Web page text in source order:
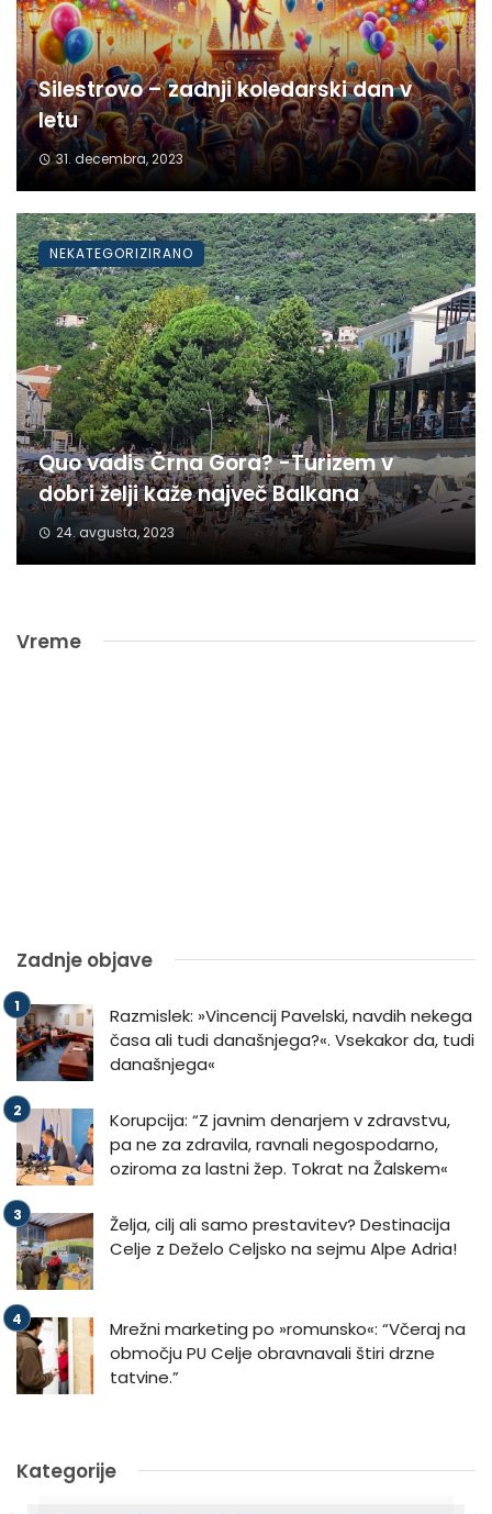
Silestrovo – zadnji koledarski dan v
letu
31. decembra, 2023
Quo vadis Črna Gora? -Turizem v
dobri želji kaže največ Balkana
24. avgusta, 2023
NEKATEGORIZIRANO
Vreme
Zadnje objave
Razmislek: »Vincencij Pavelski, navdih nekega
časa ali tudi današnjega?«. Vsekakor da, tudi
današnjega«
Korupcija: “Z javnim denarjem v zdravstvu,
pa ne za zdravila, ravnali negospodarno,
oziroma za lastni žep. Tokrat na Žalskem«
Želja, cilj ali samo prestavitev? Destinacija
Celje z Deželo Celjsko na sejmu Alpe Adria!
Mrežni marketing po »romunsko«: “Včeraj na
območju PU Celje obravnavali štiri drzne
tatvine.”
Kategorije